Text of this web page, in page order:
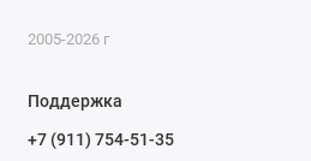
2005-2026 г
Поддержка
+7 (911) 754-51-35